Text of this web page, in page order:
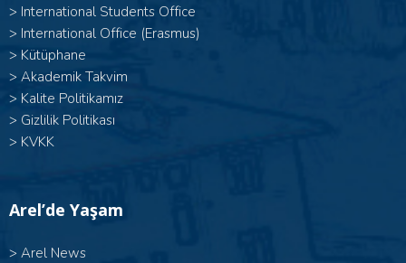
> International Students Office
> International Office (Erasmus)
> Kütüphane
> Akademik Takvim
> Kalite Politikamız
> Gizlilik Politikası
> KVKK
Arel’de Yaşam
> Arel News